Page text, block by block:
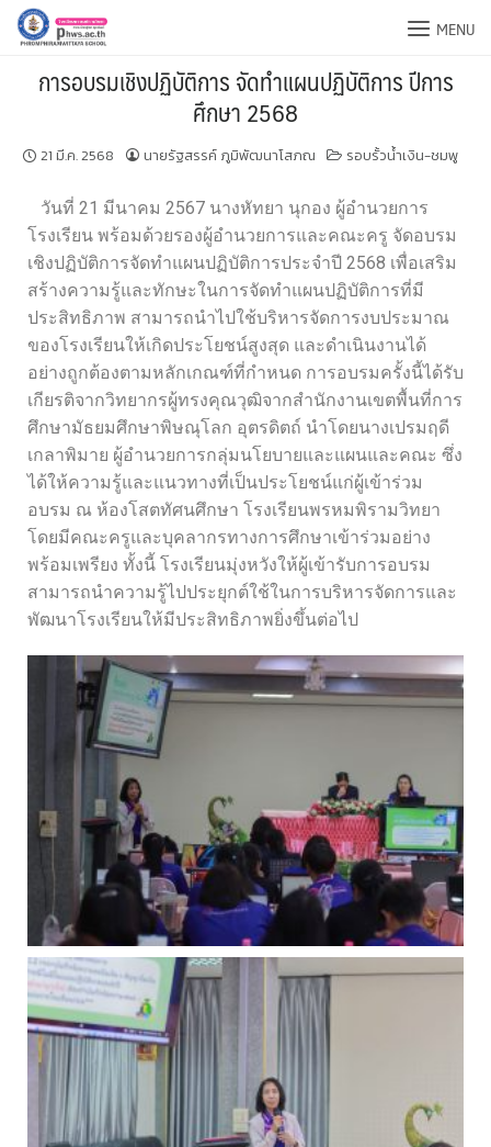
MENU
การอบรมเชิงปฏิบัติการ จัดทำแผนปฏิบัติการ ปีการ
ศึกษา 2568
21 มี.ค. 2568 นายรัฐสรรค์ ภูมิพัฒนาโสภณ รอบรั้วน้ำเงิน-ชมพู
วันที่ 21 มีนาคม 2567 นางหัทยา นุกอง ผู้อำนวยการ
โรงเรียน พร้อมด้วยรองผู้อำนวยการและคณะครู จัดอบรม
เชิงปฏิบัติการจัดทำแผนปฏิบัติการประจำปี 2568 เพื่อเสริม
สร้างความรู้และทักษะในการจัดทำแผนปฏิบัติการที่มี
ประสิทธิภาพ สามารถนำไปใช้บริหารจัดการงบประมาณ
ของโรงเรียนให้เกิดประโยชน์สูงสุด และดำเนินงานได้
อย่างถูกต้องตามหลักเกณฑ์ที่กำหนด การอบรมครั้งนี้ได้รับ
เกียรติจากวิทยากรผู้ทรงคุณวุฒิจากสำนักงานเขตพื้นที่การ
ศึกษามัธยมศึกษาพิษณุโลก อุตรดิตถ์ นำโดยนางเปรมฤดี
เกลาพิมาย ผู้อำนวยการกลุ่มนโยบายและแผนและคณะ ซึ่ง
ได้ให้ความรู้และแนวทางที่เป็นประโยชน์แก่ผู้เข้าร่วม
อบรม ณ ห้องโสตทัศนศึกษา โรงเรียนพรหมพิรามวิทยา
โดยมีคณะครูและบุคลากรทางการศึกษาเข้าร่วมอย่าง
พร้อมเพรียง ทั้งนี้ โรงเรียนมุ่งหวังให้ผู้เข้ารับการอบรม
สามารถนำความรู้ไปประยุกต์ใช้ในการบริหารจัดการและ
พัฒนาโรงเรียนให้มีประสิทธิภาพยิ่งขึ้นต่อไป